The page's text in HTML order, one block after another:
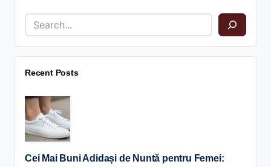
Recent Posts
Cei Mai Buni Adidași de Nuntă pentru Femei: